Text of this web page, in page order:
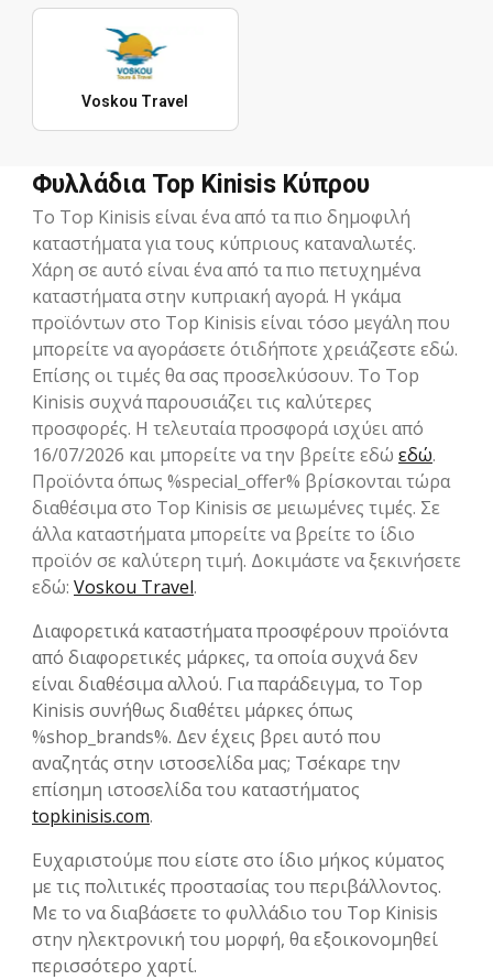
Voskou Travel
Φυλλάδια Top Kinisis Κύπρου
Το Top Kinisis είναι ένα από τα πιο δημοφιλή
καταστήματα για τους κύπριους καταναλωτές.
Xάρη σε αυτό είναι ένα από τα πιο πετυχημένα
καταστήματα στην κυπριακή αγορά. Η γκάμα
προϊόντων στο Top Kinisis είναι τόσο μεγάλη που
μπορείτε να αγοράσετε ότιδήποτε χρειάζεστε εδώ.
Επίσης οι τιμές θα σας προσελκύσουν. Το Top
Kinisis συχνά παρουσιάζει τις καλύτερες
προσφορές. Η τελευταία προσφορά ισχύει από
16/07/2026 και μπορείτε να την βρείτε εδώ εδώ.
Προϊόντα όπως %special_offer% βρίσκονται τώρα
διαθέσιμα στο Top Kinisis σε μειωμένες τιμές. Σε
άλλα καταστήματα μπορείτε να βρείτε το ίδιο
προϊόν σε καλύτερη τιμή. Δοκιμάστε να ξεκινήσετε
εδώ: Voskou Travel.
Διαφορετικά καταστήματα προσφέρουν προϊόντα
από διαφορετικές μάρκες, τα οποία συχνά δεν
είναι διαθέσιμα αλλού. Για παράδειγμα, το Top
Kinisis συνήθως διαθέτει μάρκες όπως
%shop_brands%. Δεν έχεις βρει αυτό που
αναζητάς στην ιστοσελίδα μας; Tσέκαρε την
επίσημη ιστοσελίδα του καταστήματος
topkinisis.com.
Ευχαριστούμε που είστε στο ίδιο μήκος κύματος
με τις πολιτικές προστασίας του περιβάλλοντος.
Με το να διαβάσετε το φυλλάδιο του Top Kinisis
στην ηλεκτρονική του μορφή, θα εξοικονομηθεί
περισσότερο χαρτί.